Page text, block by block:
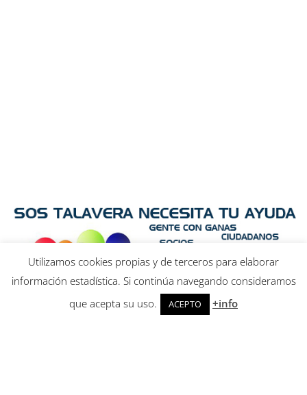
Utilizamos cookies propias y de terceros para elaborar
información estadística. Si continúa navegando consideramos
que acepta su uso.
ACEPTO +info